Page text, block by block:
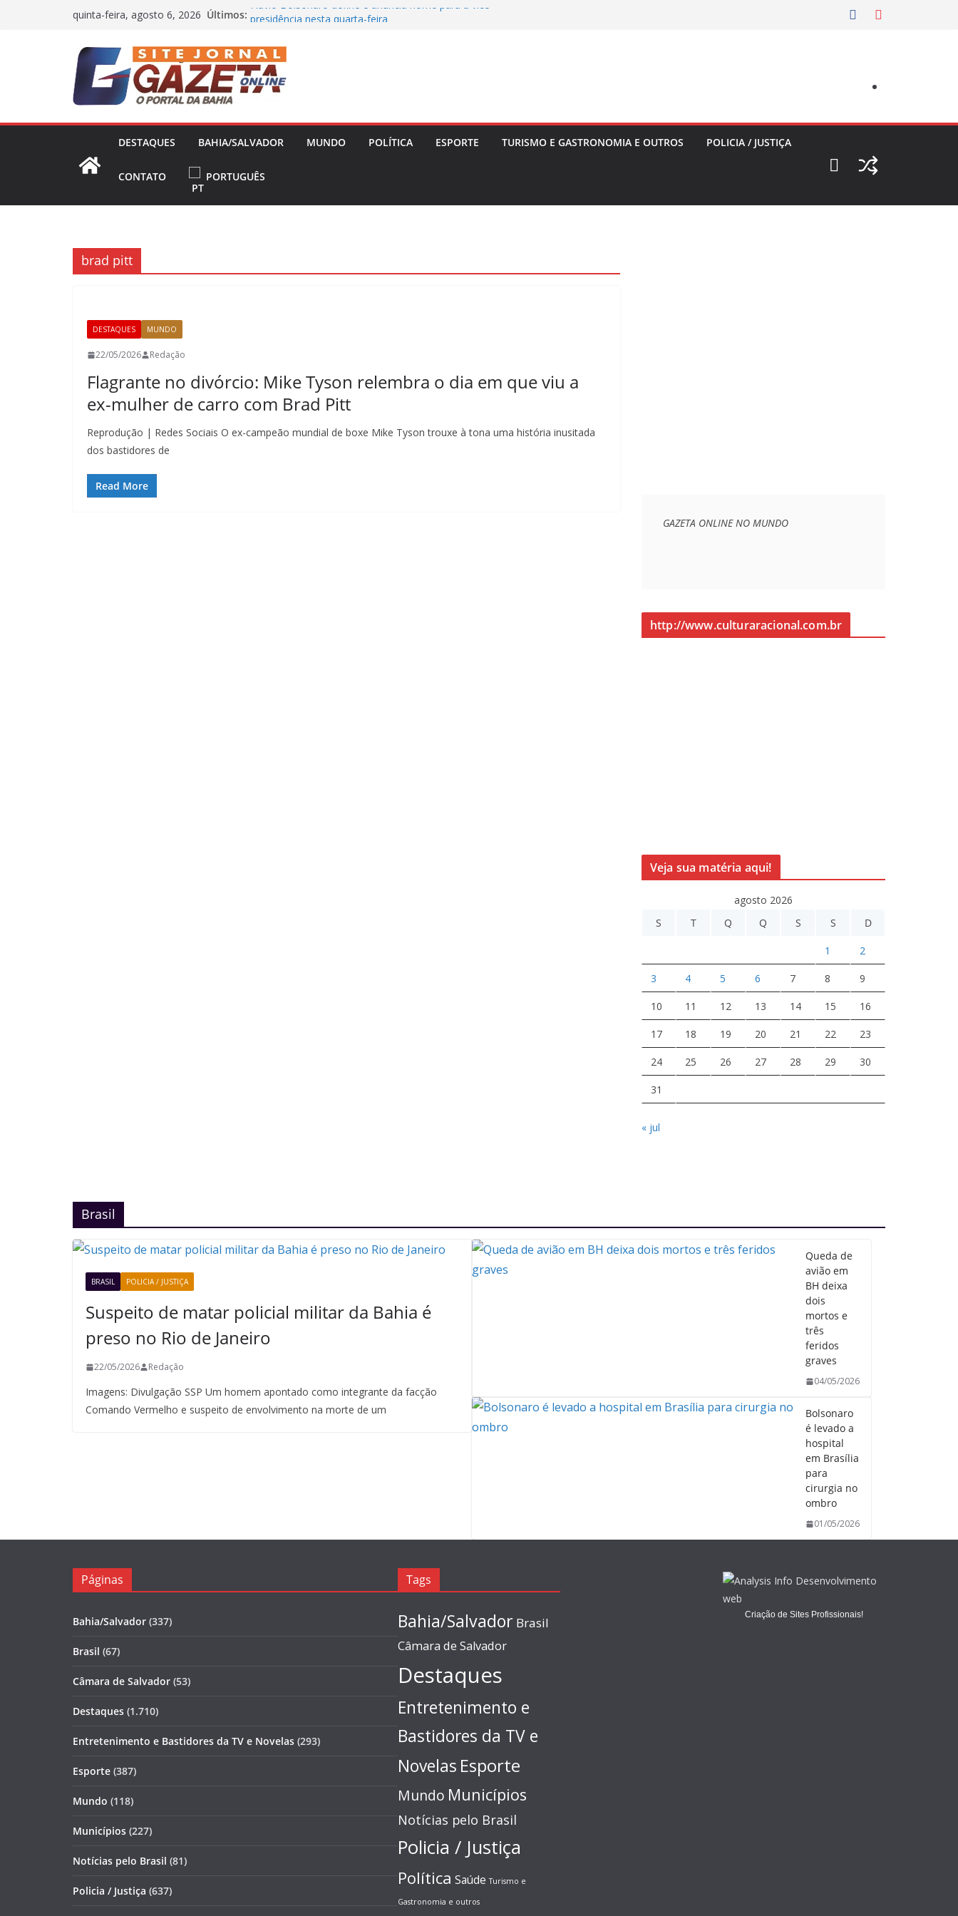
quinta-feira, agosto 6, 2026 Últimos: Flávio Bolsonaro define e anuncia nome para a vice-
Concessões de Táxi na Bahia com Prejuízo Tributário
Capitão da Seleção de Uganda e do SC Villa, David Owori É
Morto a Pedradas Durante Assalto em Kampala
Frente Fria Severa e Risco de Ciclone Atingem o Brasil a
Partir desta Quinta-feira (6)
DESTAQUES BAHIA/SALVADOR MUNDO POLÍTICA ESPORTE TURISMO E GASTRONOMIA E OUTROS POLICIA / JUSTIÇA
CONTATO PORTUGUÊS
brad pitt
DESTAQUES MUNDO
22/05/2026 Redação
Flagrante no divórcio: Mike Tyson relembra o dia em que viu a
ex-mulher de carro com Brad Pitt
Reprodução | Redes Sociais O ex-campeão mundial de boxe Mike Tyson trouxe à tona uma história inusitada
dos bastidores de
Read More
GAZETA ONLINE NO MUNDO
http://www.culturaracional.com.br
Veja sua matéria aqui!
agosto 2026
S
T Q Q S S D
1 2
3 4 5 6 7 8 9
10 11 12 13 14 15 16
17 18 19 20 21 22 23
24 25 26 27 28 29 30
31
« jul
Brasil
BRASIL POLICIA / JUSTIÇA
Suspeito de matar policial militar da Bahia é
preso no Rio de Janeiro
22/05/2026 Redação
Imagens: Divulgação SSP Um homem apontado como integrante da facção
Comando Vermelho e suspeito de envolvimento na morte de um
Queda de
avião em
BH deixa
dois
mortos e
três
feridos
graves
04/05/2026
Bolsonaro
é levado a
hospital
em Brasília
para
cirurgia no
ombro
01/05/2026
Páginas
Bahia/Salvador (337)
Brasil (67)
Câmara de Salvador (53)
Destaques (1.710)
Entretenimento e Bastidores da TV e Novelas (293)
Esporte (387)
Mundo (118)
Municípios (227)
Notícias pelo Brasil (81)
Policia / Justiça (637)
Tags
Bahia/Salvador Brasil
Câmara de Salvador
Destaques
Entretenimento e
Bastidores da TV e
Novelas Esporte
Mundo Municípios
Notícias pelo Brasil
Policia / Justiça
Política Saúde Turismo e
Gastronomia e outros
Criação de Sites Profissionais!